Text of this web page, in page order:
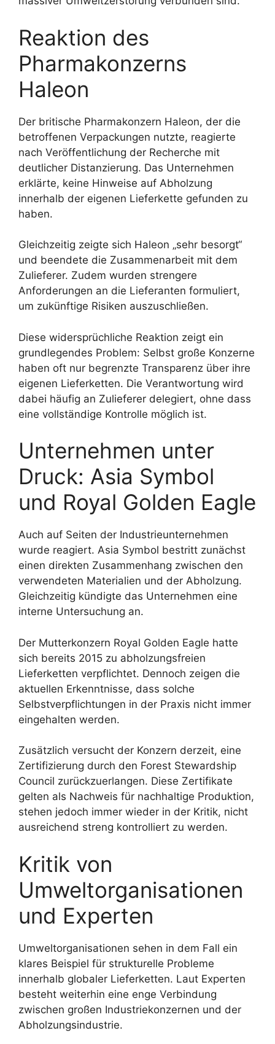
Reaktion des
Pharmakonzerns
Haleon
Der britische Pharmakonzern Haleon, der die
betroffenen Verpackungen nutzte, reagierte
nach Veröffentlichung der Recherche mit
deutlicher Distanzierung. Das Unternehmen
erklärte, keine Hinweise auf Abholzung
innerhalb der eigenen Lieferkette gefunden zu
haben.
Gleichzeitig zeigte sich Haleon „sehr besorgt“
und beendete die Zusammenarbeit mit dem
Zulieferer. Zudem wurden strengere
Anforderungen an die Lieferanten formuliert,
um zukünftige Risiken auszuschließen.
Diese widersprüchliche Reaktion zeigt ein
grundlegendes Problem: Selbst große Konzerne
haben oft nur begrenzte Transparenz über ihre
eigenen Lieferketten. Die Verantwortung wird
dabei häufig an Zulieferer delegiert, ohne dass
eine vollständige Kontrolle möglich ist.
Unternehmen unter
Druck: Asia Symbol
und Royal Golden Eagle
Auch auf Seiten der Industrieunternehmen
wurde reagiert. Asia Symbol bestritt zunächst
einen direkten Zusammenhang zwischen den
verwendeten Materialien und der Abholzung.
Gleichzeitig kündigte das Unternehmen eine
interne Untersuchung an.
Der Mutterkonzern Royal Golden Eagle hatte
sich bereits 2015 zu abholzungsfreien
Lieferketten verpflichtet. Dennoch zeigen die
aktuellen Erkenntnisse, dass solche
Selbstverpflichtungen in der Praxis nicht immer
eingehalten werden.
Zusätzlich versucht der Konzern derzeit, eine
Zertifizierung durch den Forest Stewardship
Council zurückzuerlangen. Diese Zertifikate
gelten als Nachweis für nachhaltige Produktion,
stehen jedoch immer wieder in der Kritik, nicht
ausreichend streng kontrolliert zu werden.
Kritik von
Umweltorganisationen
und Experten
Umweltorganisationen sehen in dem Fall ein
klares Beispiel für strukturelle Probleme
innerhalb globaler Lieferketten. Laut Experten
besteht weiterhin eine enge Verbindung
zwischen großen Industriekonzernen und der
Abholzungsindustrie.